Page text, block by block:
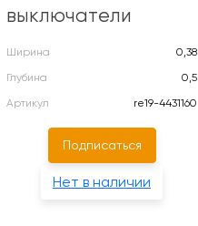
выключатели
Ширина
0,38
Глубина
0,5
Артикул
re19-4431160
Подписаться
Нет в наличии